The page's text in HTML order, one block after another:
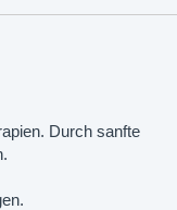
Durch sanfte